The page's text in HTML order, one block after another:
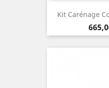
Kit Carénage
Prix